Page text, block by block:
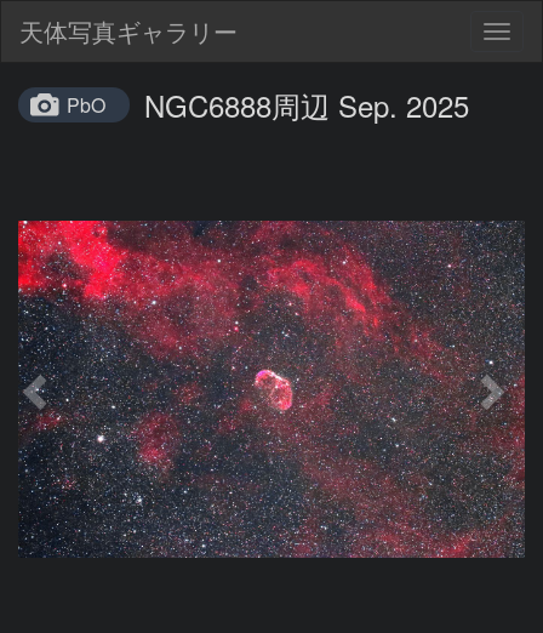
天体写真ギャラリー
PbO NGC6888周辺 Sep. 2025